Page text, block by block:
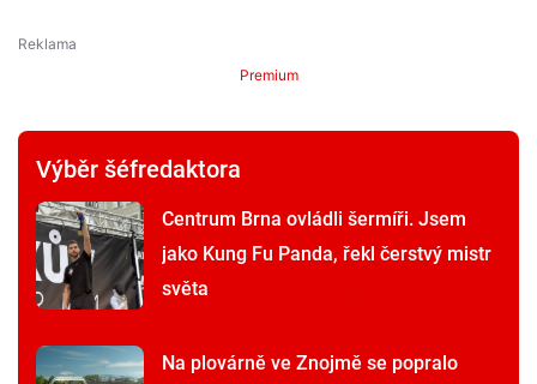
Premium
Výběr šéfredaktora
Centrum Brna ovládli šermíři. Jsem
jako Kung Fu Panda, řekl čerstvý mistr
světa
Na plovárně ve Znojmě se popralo